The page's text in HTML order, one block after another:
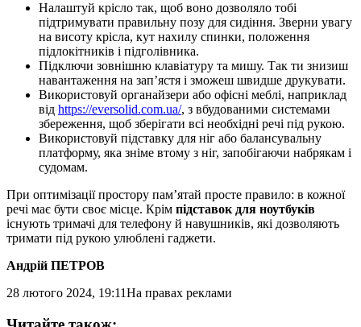
Налаштуй крісло так, щоб воно дозволяло тобі
підтримувати правильну позу для сидіння. Зверни увагу
на висоту крісла, кут нахилу спинки, положення
підлокітників і підголівника.
Підключи зовнішню клавіатуру та мишу. Так ти знизиш
навантаження на зап’ястя і зможеш швидше друкувати.
Використовуй органайзери або офісні меблі, наприклад
від https://eversolid.com.ua/, з вбудованими системами
збереження, щоб зберігати всі необхідні речі під рукою.
Використовуй підставку для ніг або балансувальну
платформу, яка зніме втому з ніг, запобігаючи набрякам і
судомам.
При оптимізації простору пам’ятай просте правило: в кожної
речі має бути своє місце. Крім підставок для ноутбуків
існують тримачі для телефону й навушників, які дозволяють
тримати під рукою улюблені гаджети.
Андрій ПЕТРОВ
28 лютого 2024, 19:11На правах реклами